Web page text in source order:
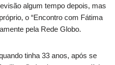
algum tempo depois, mas
o “Encontro com Fátima
pela Rede Globo.
tinha 33 anos, após se